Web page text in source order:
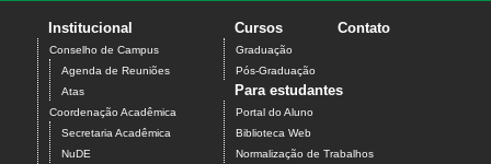
Institucional
Conselho de Campus
Agenda de Reuniões
Atas
Coordenação Acadêmica
Secretaria Acadêmica
NuDE
Cursos
Graduação
Pós-Graduação
Contato
Para estudantes
Portal do Aluno
Biblioteca Web
Normalização de Trabalhos